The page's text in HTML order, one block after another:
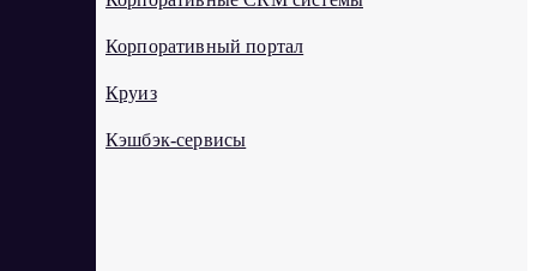
Корпоративный портал
Круиз
Кэшбэк-сервисы